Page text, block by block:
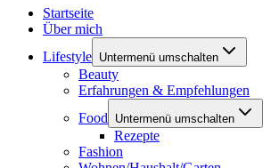
Startseite
Über mich
Lifestyle Untermenü umschalten
Beauty
Erfahrungen & Empfehlungen
Food
Untermenü umschalten
Rezepte
Fashion